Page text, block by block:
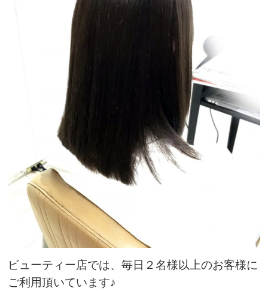
ビューティー店では、毎日２名様以上のお客様に
ご利用頂いています♪